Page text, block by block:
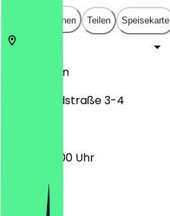
In App öffnen Teilen Speisekarte
Berlin
Grunewaldstraße 3-4
05:30 - 18:00 Uhr
Montag